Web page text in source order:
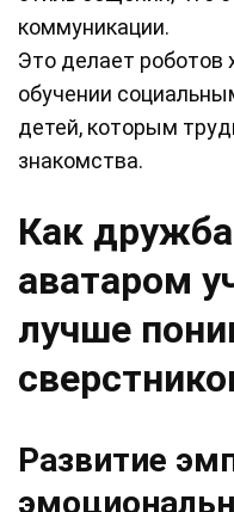
коммуникации.
Это делает
обучении
детей, которым
знакомства.
Как
аватаром
лучше
Развитие